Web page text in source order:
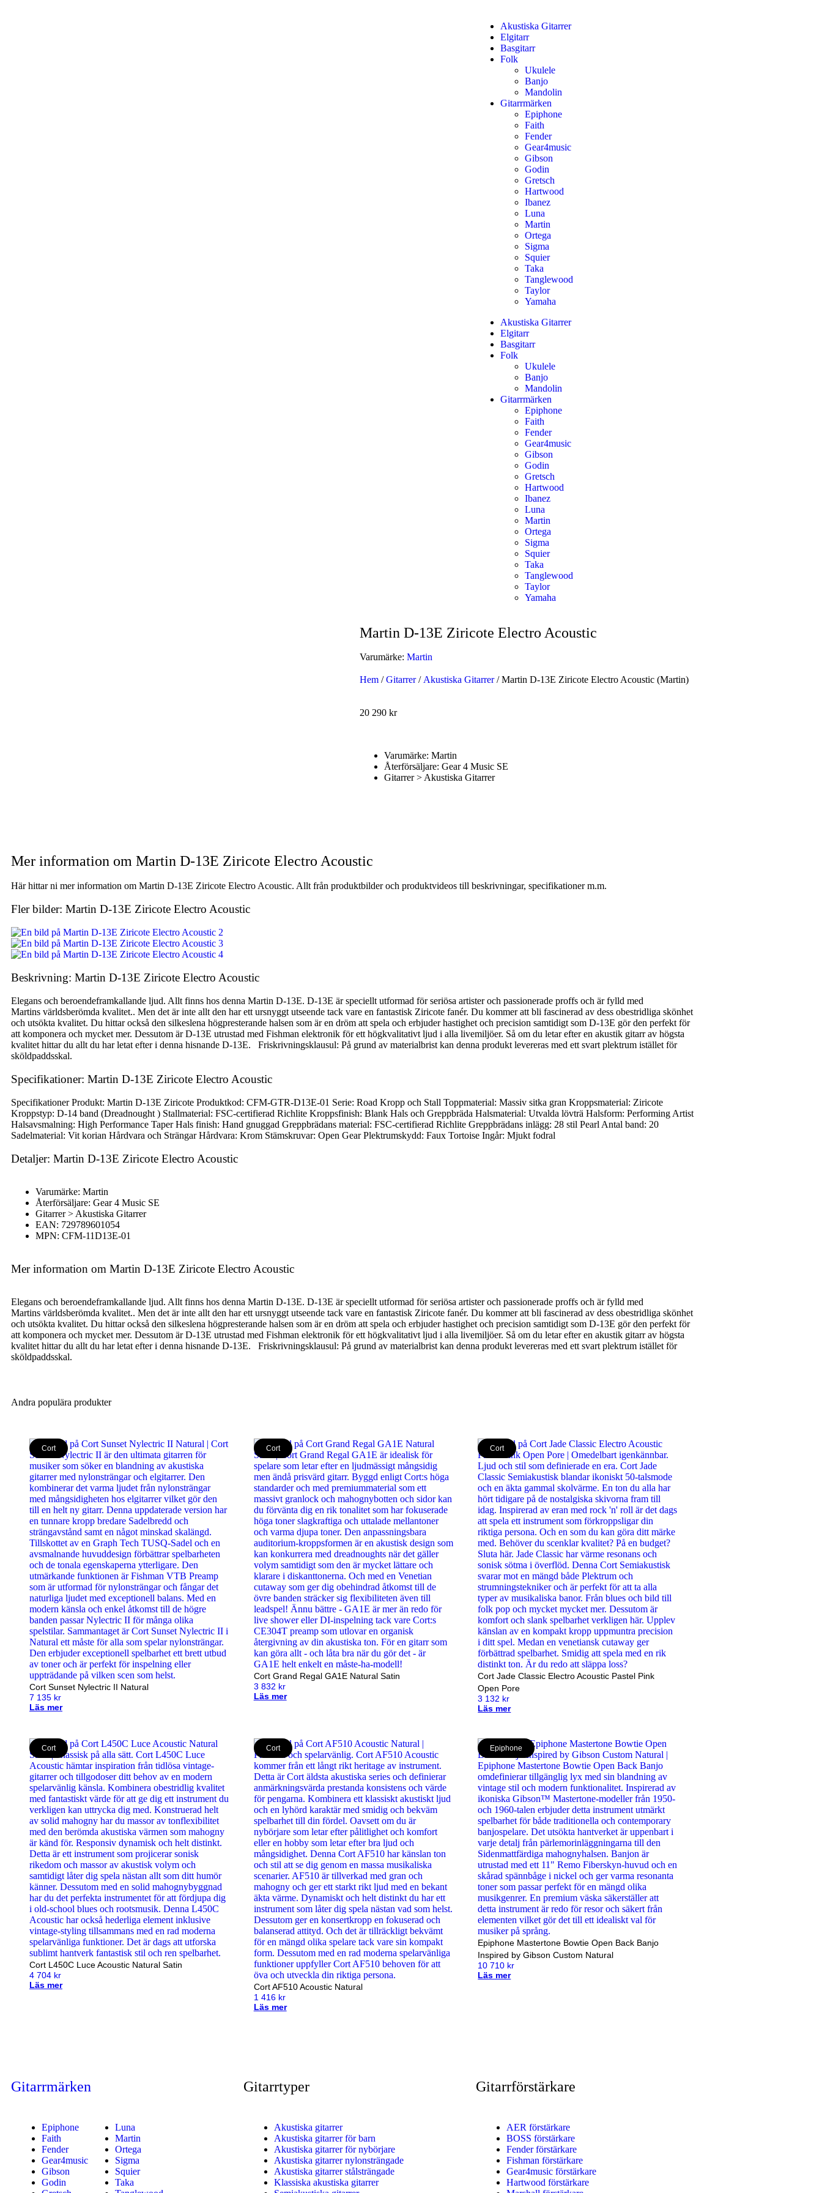
Akustiska Gitarrer
Elgitarr
Basgitarr
Folk
Ukulele
Banjo
Mandolin
Gitarrmärken
Epiphone
Faith
Fender
Gear4music
Gibson
Godin
Gretsch
Hartwood
Ibanez
Luna
Martin
Ortega
Sigma
Squier
Taka
Tanglewood
Taylor
Yamaha
Akustiska Gitarrer
Elgitarr
Basgitarr
Folk
Ukulele
Banjo
Mandolin
Gitarrmärken
Epiphone
Faith
Fender
Gear4music
Gibson
Godin
Gretsch
Hartwood
Ibanez
Luna
Martin
Ortega
Sigma
Squier
Taka
Tanglewood
Taylor
Yamaha
Martin D-13E Ziricote Electro Acoustic
Varumärke: Martin
Hem /Gitarrer/ Akustiska Gitarrer/ Martin D-13E Ziricote Electro Acoustic (Martin)
20 290 kr
Varumärke: Martin
Återförsäljare: Gear 4 Music SE
Gitarrer > Akustiska Gitarrer
Mer information om Martin D-13E Ziricote Electro Acoustic
Här hittar ni mer information om Martin D-13E Ziricote Electro Acoustic. Allt från produktbilder och produktvideos till beskrivningar, specifikationer m.m.
Fler bilder: Martin D-13E Ziricote Electro Acoustic
Beskrivning: Martin D-13E Ziricote Electro Acoustic
Elegans och beroendeframkallande ljud. Allt finns hos denna Martin D-13E. D-13E är speciellt utformad för seriösa artister och passionerade proffs och är fylld med
Martins världsberömda kvalitet.. Men det är inte allt den har ett ursnyggt utseende tack vare en fantastisk Ziricote fanér. Du kommer att bli fascinerad av dess obestridliga skönhet
och utsökta kvalitet. Du hittar också den silkeslena högpresterande halsen som är en dröm att spela och erbjuder hastighet och precision samtidigt som D-13E gör den perfekt för
att komponera och mycket mer. Dessutom är D-13E utrustad med Fishman elektronik för ett högkvalitativt ljud i alla livemiljöer. Så om du letar efter en akustik gitarr av högsta
kvalitet hittar du allt du har letat efter i denna hisnande D-13E. Friskrivningsklausul: På grund av materialbrist kan denna produkt levereras med ett svart plektrum istället för
sköldpaddsskal.
Specifikationer: Martin D-13E Ziricote Electro Acoustic
Specifikationer Produkt: Martin D-13E Ziricote Produktkod: CFM-GTR-D13E-01 Serie: Road Kropp och Stall Toppmaterial: Massiv sitka gran Kroppsmaterial: Ziricote
Kroppstyp: D-14 band (Dreadnought ) Stallmaterial: FSC-certifierad Richlite Kroppsfinish: Blank Hals och Greppbräda Halsmaterial: Utvalda lövträ Halsform: Performing Artist
Halsavsmalning: High Performance Taper Hals finish: Hand gnuggad Greppbrädans material: FSC-certifierad Richlite Greppbrädans inlägg: 28 stil Pearl Antal band: 20
Sadelmaterial: Vit korian Hårdvara och Strängar Hårdvara: Krom Stämskruvar: Open Gear Plektrumskydd: Faux Tortoise Ingår: Mjukt fodral
Detaljer: Martin D-13E Ziricote Electro Acoustic
Varumärke: Martin
Återförsäljare: Gear 4 Music SE
Gitarrer > Akustiska Gitarrer
EAN: 729789601054
MPN: CFM-11D13E-01
Mer information om Martin D-13E Ziricote Electro Acoustic
Elegans och beroendeframkallande ljud. Allt finns hos denna Martin D-13E. D-13E är speciellt utformad för seriösa artister och passionerade proffs och är fylld med
Martins världsberömda kvalitet.. Men det är inte allt den har ett ursnyggt utseende tack vare en fantastisk Ziricote fanér. Du kommer att bli fascinerad av dess obestridliga skönhet
och utsökta kvalitet. Du hittar också den silkeslena högpresterande halsen som är en dröm att spela och erbjuder hastighet och precision samtidigt som D-13E gör den perfekt för
att komponera och mycket mer. Dessutom är D-13E utrustad med Fishman elektronik för ett högkvalitativt ljud i alla livemiljöer. Så om du letar efter en akustik gitarr av högsta
kvalitet hittar du allt du har letat efter i denna hisnande D-13E. Friskrivningsklausul: På grund av materialbrist kan denna produkt levereras med ett svart plektrum istället för
sköldpaddsskal.
Andra populära produkter
Cort
Cort Sunset Nylectric II Natural
7 135 kr
Läs mer
Cort
Cort Grand Regal GA1E Natural Satin
3 832 kr
Läs mer
Cort
Cort Jade Classic Electro Acoustic Pastel Pink
Open Pore
3 132 kr
Läs mer
Cort
Cort L450C Luce Acoustic Natural Satin
4 704 kr
Läs mer
Cort
Cort AF510 Acoustic Natural
1 416 kr
Läs mer
Epiphone
Epiphone Mastertone Bowtie Open Back Banjo
Inspired by Gibson Custom Natural
10 710 kr
Läs mer
Gitarrmärken
Epiphone
Faith
Fender
Gear4music
Gibson
Godin
Luna
Martin
Ortega
Sigma
Squier
Taka
Gitarrtyper
Akustiska gitarrer
Akustiska gitarrer för barn
Akustiska gitarrer för nybörjare
Akustiska gitarrer nylonsträngade
Akustiska gitarrer stålsträngade
Klassiska akustiska gitarrer
Gitarrförstärkare
AER förstärkare
BOSS förstärkare
Fender förstärkare
Fishman förstärkare
Gear4music förstärkare
Hartwood förstärkare